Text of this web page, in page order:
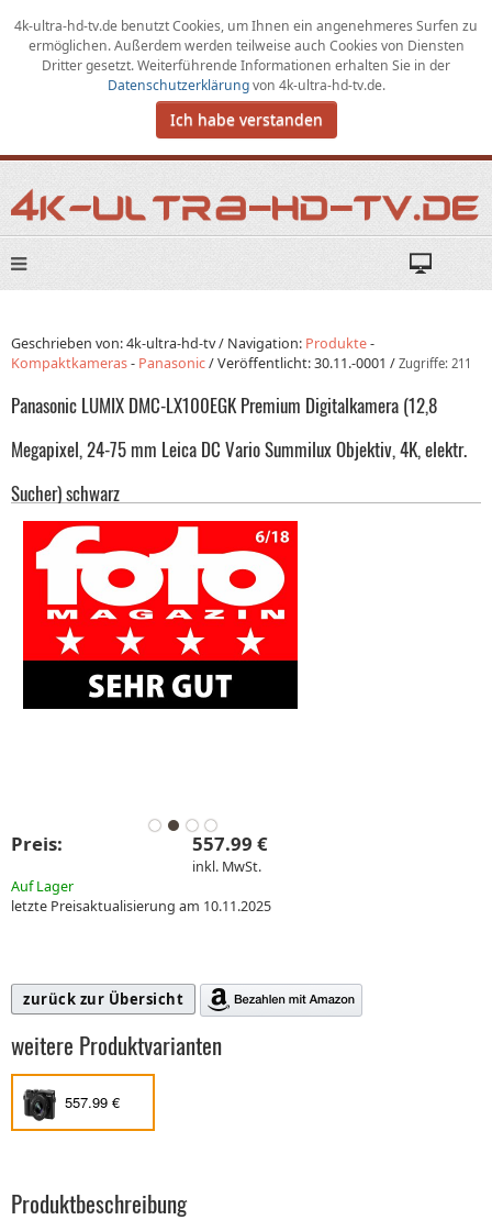
4k-ultra-hd-tv.de benutzt Cookies, umIhnen ein angenehmeres Surfen zu
ermöglichen.Außerdem werden teilweise auch Cookies von Diensten
Dritter gesetzt. Weiterführende Informationen erhalten Sie in der
Datenschutzerklärungvon 4k-ultra-hd-tv.de.
Ich habe verstanden
Geschrieben von: 4k-ultra-hd-tv / Navigation: Produkte-
Kompaktkameras- Panasonic/Veröffentlicht:30.11.-0001 / Zugriffe: 211
Panasonic LUMIX DMC-LX100EGK Premium Digitalkamera (12,8
Megapixel, 24-75 mm Leica DC Vario Summilux Objektiv, 4K, elektr.
Sucher) schwarz
Preis: 557.99 €
inkl. MwSt.
Auf Lager
letzte Preisaktualisierung am 10.11.2025
zurück zur Übersicht
weitere Produktvarianten
557.99 €
Produktbeschreibung